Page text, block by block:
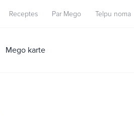
Receptes Par Mego Telpu noma
Mego karte